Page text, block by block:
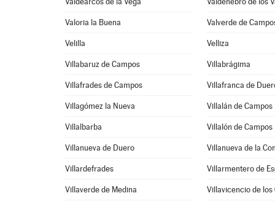
Valoria la Buena Valverde de
Velilla Velliza
Villabaruz de Campos Villabrágima
Villafrades de Campos Villafranca de
Villagómez la Nueva Villalán de Campos
Villalbarba Villalón de Campos
Villanueva de Duero Villanueva de la
Villardefrades Villarmentero de
Villaverde de Medina Villavicencio de los